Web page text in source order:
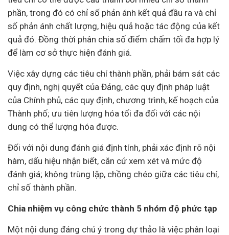
phần, trong đó có chỉ số phản ánh kết quả đầu ra và chỉ
số phản ánh chất lượng, hiệu quả hoặc tác động của kết
quả đó. Đồng thời phân chia số điểm chấm tối đa hợp lý
để làm cơ sở thực hiện đánh giá.
Việc xây dựng các tiêu chí thành phần, phải bám sát các
quy định, nghị quyết của Đảng, các quy định pháp luật
của Chính phủ, các quy định, chương trình, kế hoạch của
Thành phố; ưu tiên lượng hóa tối đa đối với các nội
dung có thể lượng hóa được.
Đối với nội dung đánh giá định tính, phải xác định rõ nội
hàm, dấu hiệu nhận biết, căn cứ xem xét và mức độ
đánh giá; không trùng lặp, chồng chéo giữa các tiêu chí,
chỉ số thành phần.
Chia nhiệm vụ công chức thành 5 nhóm độ phức tạp
Một nội dung đáng chú ý trong dự thảo là việc phân loại